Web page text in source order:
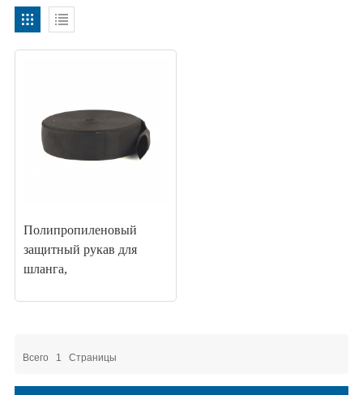
Полипропиленовый
защитный рукав для
шланга,
Всего 1 Страницы